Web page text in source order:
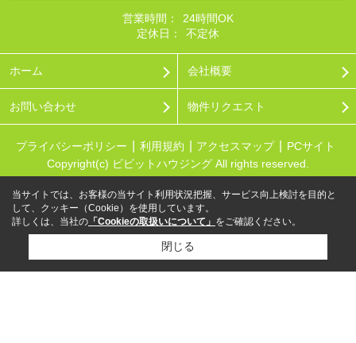
営業時間：
24時間OK
定休日：
不定休
ホーム 会社概要
お問い合わせ 物件リクエスト
プライバシーポリシー 利用規約 アクセスマップ
PCサイト
Copyright(c) ビビットハウジング All rights reserved.
当サイトでは、お客様の当サイト利用状況把握、サービス向上検討を目的と
して、クッキー（Cookie）を使用しています。
詳しくは、当社の 「Cookieの取扱いについて」 をご確認ください。
閉じる